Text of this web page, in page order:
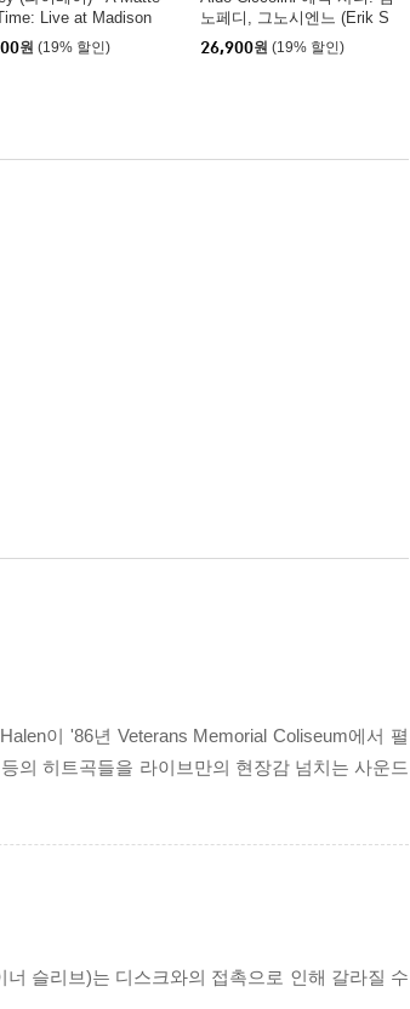
Live at Madison
Garden [빅 애플 레
LP]
원 (19% 할인)
노페디, 그노시엔느 (Erik S
atie: 3 Gymnopedies, Gnos
siennes) [LP]
26,900원 (19% 할인)
이 '86년 Veterans Memorial Coliseum에서 펼
등의 히트곡들을 라이브만의 현장감 넘치는 사운드
슬리브)는 디스크와의 접촉으로 인해 갈라질 수